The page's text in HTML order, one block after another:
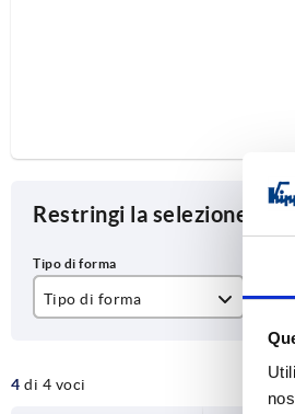
Restringi la selezione
Tipo di forma
a
4 di 4 voci